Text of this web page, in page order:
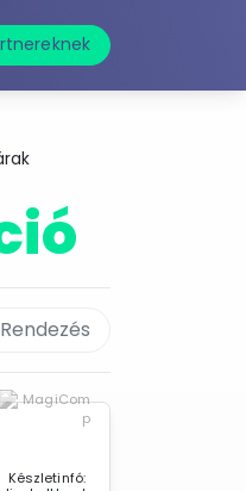
Rendezés
Készletinfó: